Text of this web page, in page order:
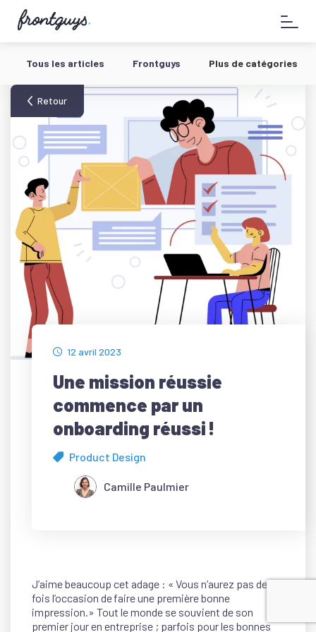
contenu
58
bis
de
Chausée
d'Antin
-
Tous les articles Frontguys Plus de catégories
Retour
12 avril 2023
Une mission réussie
commence par un
onboarding réussi !
Product Design
Camille Paulmier
J’aime beaucoup cet adage : « Vous n’aurez pas deux
fois l’occasion de faire une première bonne
impression.» Tout le monde se souvient de son
premier jour en entreprise ; parfois pour les bonnes